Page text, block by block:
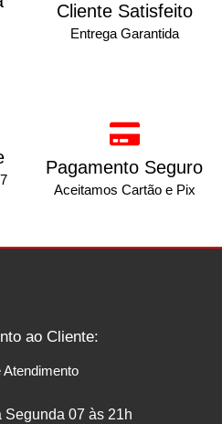
Cliente Satisfeito
Entrega Garantida
Pagamento Seguro
Aceitamos Cartão e Pix
ao Cliente:
Atendimento
Segunda 07 às 21h